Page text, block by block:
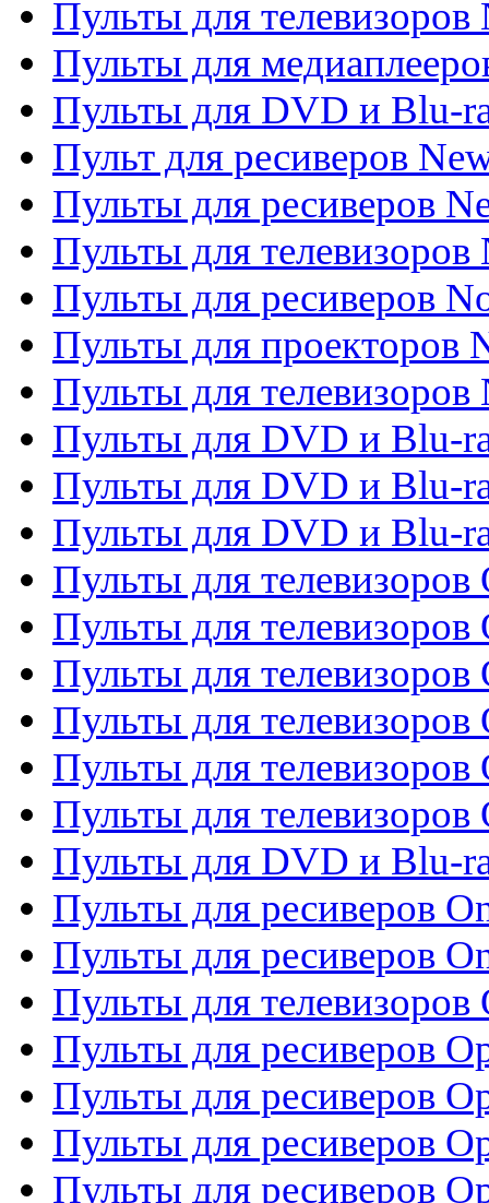
Пульты для телевизоров
Пульты для
Пульты для DVD и Blu-
Пульт для ресиверов
Пульты для ресиверов
Пульты для телевизоров
Пульты для ресиверов
Пульты для проекторов
Пульты для телевизоров
Пульты для DVD и Blu-
Пульты для DVD и Blu-
Пульты для DVD и Blu-
Пульты для телевизоров
Пульты для телевизоров
Пульты для телевизоров
Пульты для телевизоров
Пульты для телевизоров
Пульты для телевизоров
Пульты для DVD и Blu-
Пульты для ресиверов
Пульты для ресиверов
Пульты для телевизоров
Пульты для ресиверов
Пульты для ресиверов
Пульты для ресиверов
Пульты для ресиверов